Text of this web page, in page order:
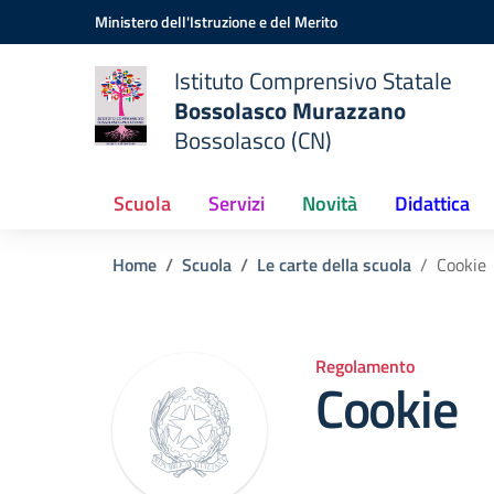
Vai ai contenuti
Vai al menu di navigazioneMinistero dell'Istruzione e del Merito
Istituto Comprensivo Statale
Bossolasco Murazzano
Bossolasco (CN)
Scuola Servizi Novità Didattica
Home Scuola Le carte della scuola Cookie
Regolamento
Cookie